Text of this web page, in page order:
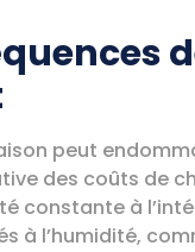
peut
des coûts de
constante à
à l’humidité,